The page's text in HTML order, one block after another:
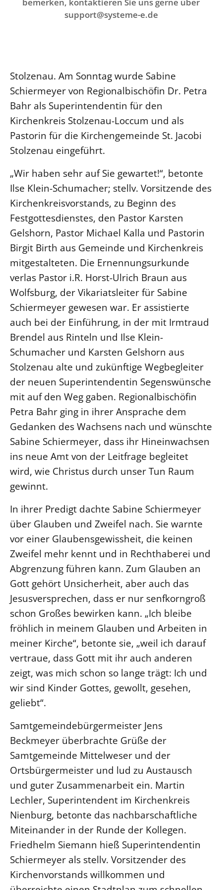
support@systeme-e.de
Stolzenau. Am Sonntag wurde Sabine
Schiermeyer von Regionalbischöfin Dr. Petra
Bahr als Superintendentin für den
Kirchenkreis Stolzenau-Loccum und als
Pastorin für die Kirchengemeinde St. Jacobi
Stolzenau eingeführt.
„Wir haben sehr auf Sie gewartet!“, betonte
Ilse Klein-Schumacher; stellv. Vorsitzende des
Kirchenkreisvorstands, zu Beginn des
Festgottesdienstes, den Pastor Karsten
Gelshorn, Pastor Michael Kalla und Pastorin
Birgit Birth aus Gemeinde und Kirchenkreis
mitgestalteten. Die Ernennungsurkunde
verlas Pastor i.R. Horst-Ulrich Braun aus
Wolfsburg, der Vikariatsleiter für Sabine
Schiermeyer gewesen war. Er assistierte
auch bei der Einführung, in der mit Irmtraud
Brendel aus Rinteln und Ilse Klein-
Schumacher und Karsten Gelshorn aus
Stolzenau alte und zukünftige Wegbegleiter
der neuen Superintendentin Segenswünsche
mit auf den Weg gaben. Regionalbischöfin
Petra Bahr ging in ihrer Ansprache dem
Gedanken des Wachsens nach und wünschte
Sabine Schiermeyer, dass ihr Hineinwachsen
ins neue Amt von der Leitfrage begleitet
wird, wie Christus durch unser Tun Raum
gewinnt.
In ihrer Predigt dachte Sabine Schiermeyer
über Glauben und Zweifel nach. Sie warnte
vor einer Glaubensgewissheit, die keinen
Zweifel mehr kennt und in Rechthaberei und
Abgrenzung führen kann. Zum Glauben an
Gott gehört Unsicherheit, aber auch das
Jesusversprechen, dass er nur senfkorngroß
schon Großes bewirken kann. „Ich bleibe
fröhlich in meinem Glauben und Arbeiten in
meiner Kirche“, betonte sie, „weil ich darauf
vertraue, dass Gott mit ihr auch anderen
zeigt, was mich schon so lange trägt: Ich und
wir sind Kinder Gottes, gewollt, gesehen,
geliebt“.
Samtgemeindebürgermeister Jens
Beckmeyer überbrachte Grüße der
Samtgemeinde Mittelweser und der
Ortsbürgermeister und lud zu Austausch
und guter Zusammenarbeit ein. Martin
Lechler, Superintendent im Kirchenkreis
Nienburg, betonte das nachbarschaftliche
Miteinander in der Runde der Kollegen.
Friedhelm Siemann hieß Superintendentin
Schiermeyer als stellv. Vorsitzender des
Kirchenvorstands willkommen und
Kirche und Finanzen
Willkommen
Kollegium
Abteilungen des Landeskirchenamts
Rechnungsprüfungsamt
Fachstelle Sexualisierte Gewalt
Beschwerdestellen
Kirchenämter
Gleichstellung
Datenschutz
Geschäftsstelle Landessynode
LANDESSYNODE
27. Landessynode
Kontakt
Hintergrund
MITARBEIT
Ehrenamt
Freie Stellen
BIBLIOTHEK & ARCHIV
SERVICE
Älterwerden im Pfarrberuf
Beteiligungsverfahren
Beschwerdestellen
Ephoralbüro
Finanzplanung
Fundraising
IT-Service
Corporate Design
Interventionsplan
Jahresgespräche
Kantine Speiseplan
Kirchliches Amtsblatt
Kirchliche Verwaltung
Klimaschutzgesetz
Öffentlichkeitsarbeit
Personalausschuss
Recht
Terminstundenplaner
Evangelische Kirche
Ökumene
Religionen
Gegen Gewalt
Erneuerbare Energien
Mobilität
Naturschutz
Gebäude
Impressum
Presse
Freie Stellen
Service für Gemeinden
Suche